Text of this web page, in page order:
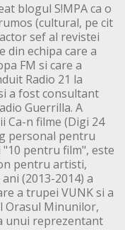
blogul S!MPA ca o
(cultural, pe cit
sef al revistei
din echipa care a
FM si care a
Radio 21 la
a fost consultant
Guerrilla. A
Ca-n filme (Digi 24
personal pentru
pentru film", este
pentru artisti,
(2013-2014) a
a trupei VUNK si a
Orasul Minunilor,
unui reprezentant